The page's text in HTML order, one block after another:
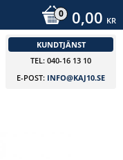
0,00 KR
KUNDTJÄNST
TEL: 040-16 13 10
E-POST: INFO@KAJ10.SE